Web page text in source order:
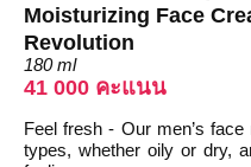
Moisturizing Face
Revolution
180 ml
41 000 คะแนน
Feel fresh - Our men’s
types, whether oily or dry,